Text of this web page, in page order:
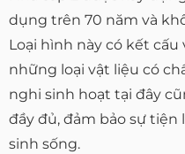
dụng trên 70 năm và
Loại hình này có kết
những loại vật liệu có
nghi sinh hoạt tại đây
đầy đủ, đảm bảo sự
sinh sống.